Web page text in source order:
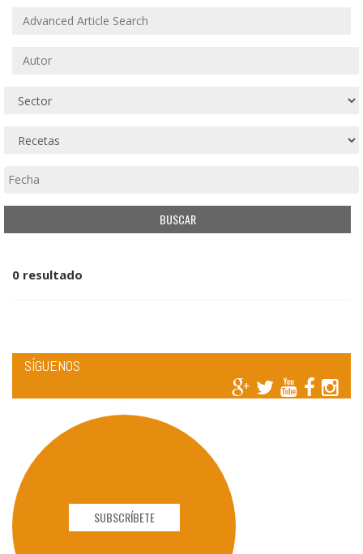
0 resultado
SÍGUENOS
SUBSCRÍBETE